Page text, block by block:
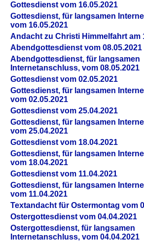
Gottesdienst vom 16.05.2021
Gottesdienst, für langsamen
vom 16.05.2021
Andacht zu Christi Himmelfahrt am
Abendgottesdienst vom 08.05.2021
Abendgottesdienst, für langsamen
Internetanschluss, vom 08.05.2021
Gottesdienst vom 02.05.2021
Gottesdienst, für langsamen
vom 02.05.2021
Gottesdienst vom 25.04.2021
Gottesdienst, für langsamen
vom 25.04.2021
Gottesdienst vom 18.04.2021
Gottesdienst, für langsamen
vom 18.04.2021
Gottesdienst vom 11.04.2021
Gottesdienst, für langsamen
vom 11.04.2021
Textandacht für Ostermontag vom
Ostergottesdienst vom 04.04.2021
Ostergottesdienst, für langsamen
Internetanschluss, vom 04.04.2021